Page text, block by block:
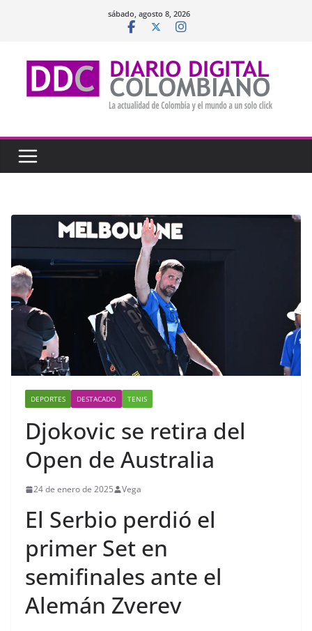
sábado, agosto 8, 2026
DEPORTES DESTACADO TENIS
Djokovic se retira del
Open de Australia
24 de enero de 2025 Vega
El Serbio perdió el
primer Set en
semifinales ante el
Alemán Zverev